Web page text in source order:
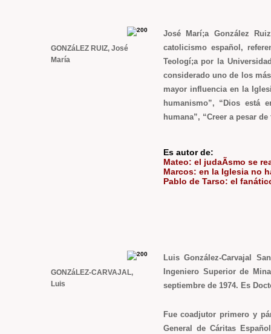
GONZáLEZ RUIZ, José
María
José Marí;a González
catolicismo español,
Teologí;a por la
considerado uno de los
mayor influencia en la
humanismo”, “Dios está
humana”, “Creer a pesar
Es autor de:
Mateo: el judaÃ­smo se
Marcos: en la Iglesia no
Pablo de Tarso: el
GONZáLEZ-CARVAJAL,
Luis
Luis González-Carvajal
Ingeniero Superior de
septiembre de 1974. Es
Fue coadjutor primero y
General de Cáritas